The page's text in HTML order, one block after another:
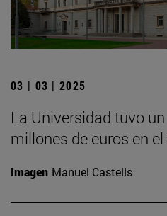
03 | 03 | 2025
La Universidad tuvo
millones de euros en
Imagen Manuel Castells